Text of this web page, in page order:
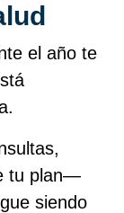
el año te
tu plan—
siendo